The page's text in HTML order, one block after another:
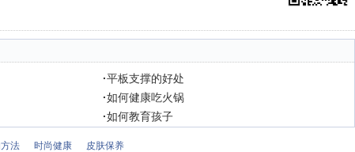
·平板支撑的好处
·如何健康吃火锅
·如何教育孩子
法 时尚健康 皮肤保养